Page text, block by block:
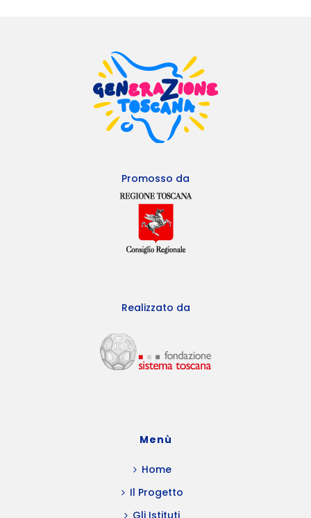
Promosso da
Realizzato da
Menù
Home
Il Progetto
Gli Istituti